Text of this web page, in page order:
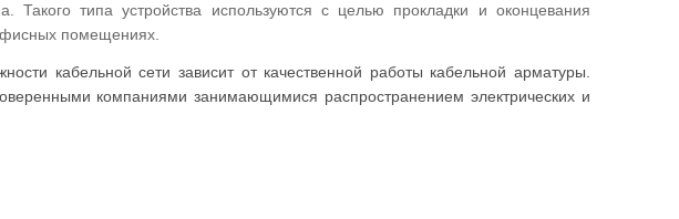
Такого типа устройства используются с целью прокладки и оконцевания
помещениях.
кабельной сети зависит от качественной работы кабельной арматуры.
компаниями занимающимися распространением электрических и